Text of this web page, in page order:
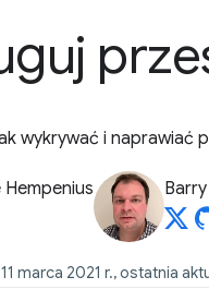
wykrywać i naprawiać
Hempenius
marca 2021 r., ostatnia